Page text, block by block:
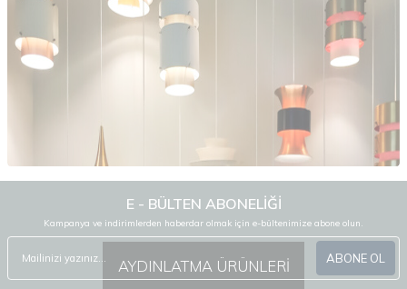
AYDINLATMA ÜRÜNLERİ
E - BÜLTEN ABONELİĞİ
Kampanya ve indirimlerden haberdar olmak için e-bültenimize abone olun.
ABONE OL